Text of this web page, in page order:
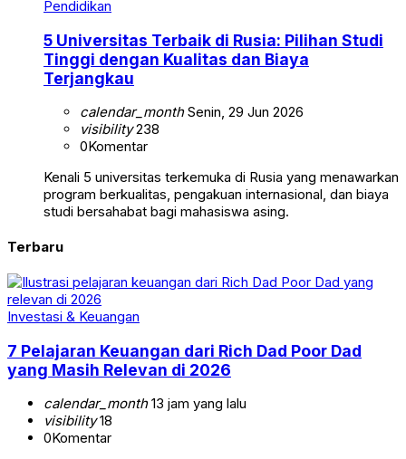
Pendidikan
5 Universitas Terbaik di Rusia: Pilihan Studi
Tinggi dengan Kualitas dan Biaya
Terjangkau
calendar_monthSenin, 29 Jun 2026
visibility238
0Komentar
Kenali 5 universitas terkemuka di Rusia yang menawarkan
program berkualitas, pengakuan internasional, dan biaya
studi bersahabat bagi mahasiswa asing.
Terbaru
Investasi & Keuangan
7 Pelajaran Keuangan dari Rich Dad Poor Dad
yang Masih Relevan di 2026
calendar_month13 jam yang lalu
visibility18
0Komentar